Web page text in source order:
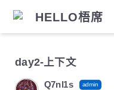
HELLO梧席
day2-上下文
Q7nl1s admin